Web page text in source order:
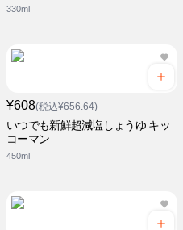
330ml
¥608(税込¥656.64)
いつでも新鮮超減塩しょうゆ キッ
コーマン
450ml